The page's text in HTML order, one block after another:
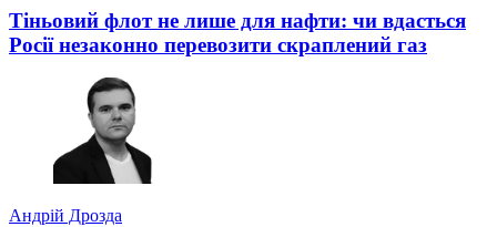
Тіньовий флот не лише для нафти: чи вдасться
Росії незаконно перевозити скраплений газ
Андрій Дрозда